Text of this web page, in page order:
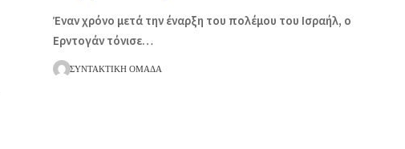
Έναν χρόνο μετά την έναρξη του πολέμου του Ισραήλ, ο
Ερντογάν τόνισε…
ΣΥΝΤΑΚΤΙΚΉ ΟΜΆΔΑ